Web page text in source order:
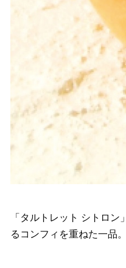
「タルトレット シトロ
るコンフィを重ねた一品